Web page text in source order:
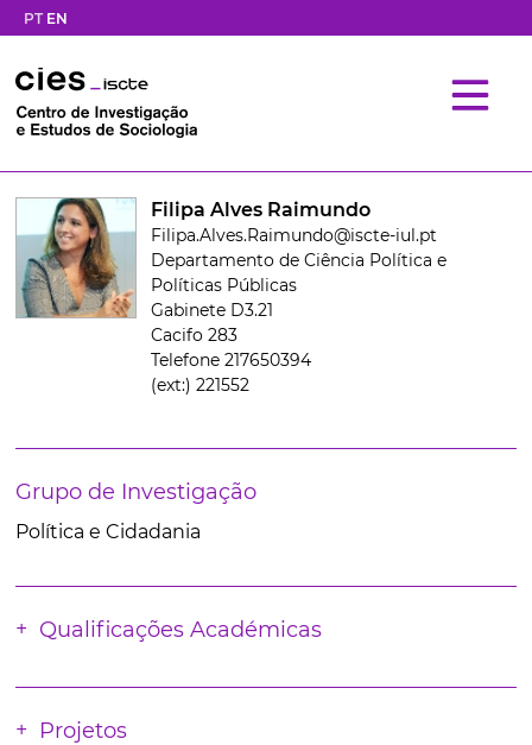
PT EN
Filipa Alves Raimundo
Filipa.Alves.Raimundo@iscte-iul.pt
Departamento de Ciência Política e
Políticas Públicas
Gabinete D3.21
Cacifo 283
Telefone 217650394
(ext:) 221552
Grupo de Investigação
Política e Cidadania
Qualificações Académicas
Projetos